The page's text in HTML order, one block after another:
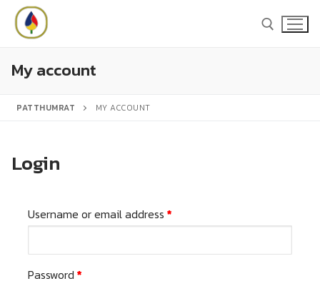
Skip
content
หน้าหลัก
My account
PATTHUMRAT MY ACCOUNT
Login
Username or email address *
Password *